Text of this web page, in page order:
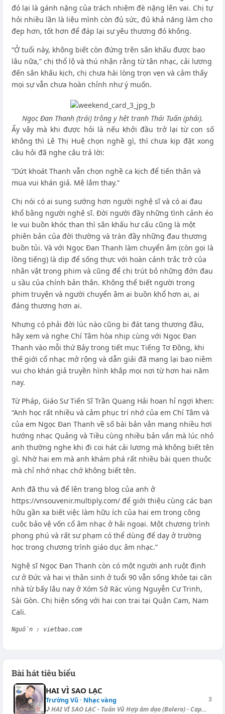
đó lại là gánh nặng của trách nhiệm đè nặng lên vai. Chị tự
hỏi nhiều lần là liệu mình còn đủ sức, đủ khả năng làm cho
đẹp hơn, tốt hơn để đáp lại sự yêu thương đó không.
“Ở tuổi này, không biết còn đứng trên sân khấu được bao
lâu nữa,” chị thổ lộ và thú nhận rằng từ tân nhạc, cải lương
đến sân khấu kịch, chị chưa hài lòng trọn vẹn và cảm thấy
mọi sự vẫn chưa hoàn chỉnh như ý muốn.
Ngọc Đan Thanh (trái) trông y hệt tranh Thái Tuấn (phải).
Ấy vậy mà khi được hỏi là nếu khởi đầu trở lại từ con số
không thì Lê Thị Huệ chọn nghề gì, thì chưa kịp đặt xong
câu hỏi đã nghe câu trả lời:
“Dứt khoát Thanh vẫn chọn nghề ca kịch để tiến thân và
mua vui khán giả. Mê lắm thay.”
Chị nói có ai sung sướng hơn người nghệ sĩ và có ai đau
khổ bằng người nghệ sĩ. Đời người đầy những tình cảnh éo
le vui buồn khóc than thì sân khấu hư cấu cũng là một
phiên bản của đời thường và tràn đầy những đau thương
buồn tủi. Và với Ngọc Đan Thanh làm chuyển âm (còn gọi là
lồng tiếng) là dịp để sống thực với hoàn cảnh trắc trở của
nhân vật trong phim và cũng để chị trút bỏ những đớn đau
u sầu của chính bản thân. Không thể biết người trong
phim truyện và người chuyển âm ai buồn khổ hơn ai, ai
đáng thương hơn ai.
Nhưng có phải đời lúc nào cũng bi đát tang thương đâu,
hãy xem và nghe Chí Tâm hòa nhịp cùng với Ngọc Đan
Thanh vào mỗi thứ Bảy trong tiết mục Tiếng Tơ Đồng, khi
thế giới cổ nhạc mở rộng và dẫn giải đã mang lại bao niềm
vui cho khán giả truyền hình khắp mọi nơi từ hơn hai năm
nay.
Từ Pháp, Giáo Sư Tiến Sĩ Trần Quang Hải hoan hỉ ngợi khen:
“Anh học rất nhiều và cảm phục trí nhớ của em Chí Tâm và
của em Ngọc Đan Thanh về số bài bản vắn mang nhiều hơi
hướng nhạc Quảng và Tiều cùng nhiều bản vắn mà lúc nhỏ
anh thường nghe khi đi coi hát cải lương mà không biết tên
gì. Nhờ hai em mà anh khám phá rất nhiều bài quen thuộc
mà chỉ nhớ nhạc chớ không biết tên.
Anh đã thu và để lên trang blog của anh ở
https://vnsouvenir.multiply.com/ để giới thiệu cùng các bạn
hữu gần xa biết việc làm hữu ích của hai em trong công
cuộc bảo vệ vốn cổ âm nhạc ở hải ngoại. Một chương trình
phong phú và rất sư phạm có thể dùng để dạy ở trường
học trong chương trình giáo dục âm nhạc.”
Nghệ sĩ Ngọc Đan Thanh còn có một người anh ruột định
cư ở Đức và hai vị thân sinh ở tuổi 90 vẫn sống khỏe tại căn
nhà từ bấy lâu nay ở Xóm Sở Rác vùng Nguyễn Cư Trinh,
Sài Gòn. Chị hiện sống với hai con trai tại Quận Cam, Nam
Cali.
Nguồn : vietbao.com
Bài hát tiêu biểu
HAI VÌ SAO LẠC
Trường Vũ · Nhạc vàng
♪ HAI VÌ SAO LẠC - Tuấn Vũ Hợp âm dạo (Bolero) - Capo I.: [E] | [B]-[Db]...
3